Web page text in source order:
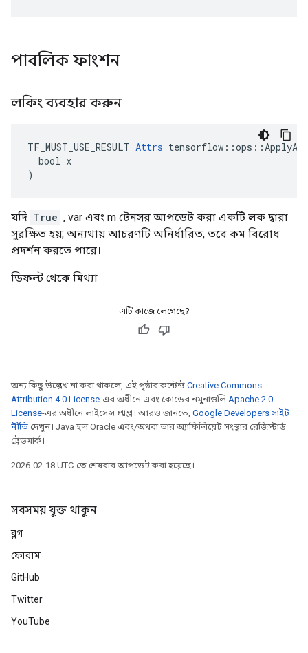
পাবলিক ফাংশন
লকিং ব্যবহার করুন
TF_MUST_USE_RESULT Attrs
  bool x
)
যদি True , var এবং m টেনসর আপডেট করা একটি লক দ্বারা
সুরক্ষিত হয়; অন্যথায় আচরণটি অনির্ধারিত, তবে কম বিরোধ
প্রদর্শন করতে পারে।
ডিফল্ট থেকে মিথ্যা
এটি কাজে লেগেছে?
অন্য কিছু উল্লেখ না করা থাকলে, এই পৃষ্ঠার কন্টেন্ট Creative Commons
Attribution 4.0 License-এর অধীনে এবং কোডের নমুনাগুলিApache 2.0
License-এর অধীনে লাইসেন্স প্রাপ্ত। আরও জানতে, Google Developers সাইট
নীতি দেখুন। Java হল Oracle এবং/অথবা তার অ্যাফিলিয়েট সংস্থার রেজিস্টার্ড
ট্রেডমার্ক।
2026-02-18 UTC-তে শেষবার আপডেট করা হয়েছে।
সবসময় যুক্ত থাকুন
ব্লগ
ফোরাম
GitHub
Twitter
YouTube